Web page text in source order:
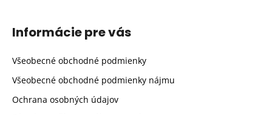
Informácie pre vás
Všeobecné obchodné podmienky
Všeobecné obchodné podmienky nájmu
Ochrana osobných údajov